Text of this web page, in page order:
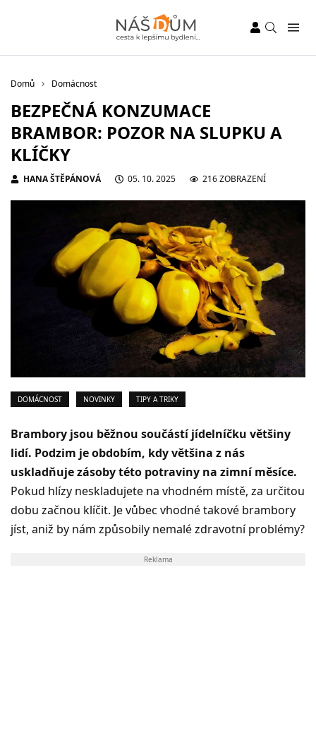
Domů Domácnost
BEZPEČNÁ KONZUMACE
BRAMBOR: POZOR NA SLUPKU A
KLÍČKY
HANA ŠTĚPÁNOVÁ 05. 10. 2025 216 ZOBRAZENÍ
DOMÁCNOST NOVINKY TIPY A TRIKY
Brambory jsou běžnou součástí jídelníčku většiny
lidí. Podzim je obdobím, kdy většina z nás
uskladňuje zásoby této potraviny na zimní měsíce.
Pokud hlízy neskladujete na vhodném místě, za určitou
dobu začnou klíčit. Je vůbec vhodné takové brambory
jíst, aniž by nám způsobily nemalé zdravotní problémy?
Reklama